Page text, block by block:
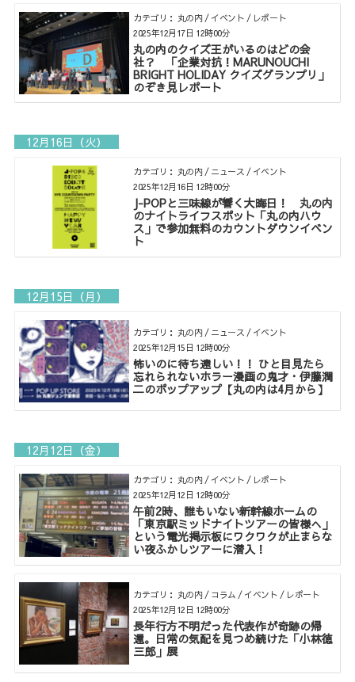
カテゴリ： 丸の内 / イベント / レポート
丸の内のクイズ王がいるのはどの会
社？ 「企業対抗！MARUNOUCHI
BRIGHT HOLIDAY クイズグランプリ」
のぞき見レポート
2025年12月17日 12時00分
12月16日（火）
カテゴリ： 丸の内 / ニュース / イベント
J-POPと三味線が響く大晦日！ 丸の内
のナイトライフスポット「丸の内ハウ
ス」で参加無料のカウントダウンイベン
ト
2025年12月16日 12時00分
12月15日（月）
カテゴリ： 丸の内 / ニュース / イベント
怖いのに待ち遠しい！！ ひと目見たら
忘れられないホラー漫画の鬼才・伊藤潤
二のポップアップ【丸の内は4月から】
2025年12月15日 12時00分
12月12日（金）
カテゴリ： 丸の内 / イベント / レポート
午前2時、誰もいない新幹線ホームの
「東京駅ミッドナイトツアーの皆様へ」
という電光掲示板にワクワクが止まらな
い夜ふかしツアーに潜入！
2025年12月12日 12時00分
カテゴリ： 丸の内 / コラム / イベント / レポート
長年行方不明だった代表作が奇跡の帰
還。日常の気配を見つめ続けた「小林徳
三郎」展
2025年12月12日 12時00分